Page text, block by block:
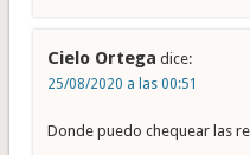
Cielo Ortega dice:
25/08/2020 a las 00:51
Donde puedo chequear las